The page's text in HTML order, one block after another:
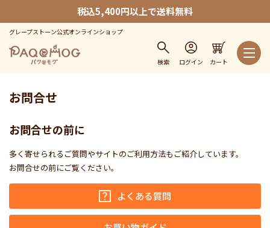
税込5,400円以上で送料無料
グレープストーン公式オンラインショップ
検索 ログイン カート
お問合せ
お問合せの前に
多く寄せられるご質問やサイトのご利用方法もご紹介しています。
お問合せの前にご覧ください。
よくある質問